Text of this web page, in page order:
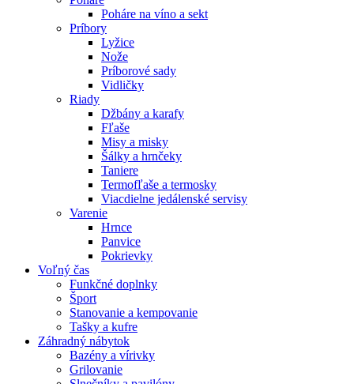
Poháre na víno a sekt
Príbory
Lyžice
Nože
Príborové sady
Vidličky
Riady
Džbány a karafy
Fľaše
Misy a misky
Šálky a hrnčeky
Taniere
Termofľaše a termosky
Viacdielne jedálenské servisy
Varenie
Hrnce
Panvice
Pokrievky
Voľný čas
Funkčné doplnky
Šport
Stanovanie a kempovanie
Tašky a kufre
Záhradný nábytok
Bazény a vírivky
Grilovanie